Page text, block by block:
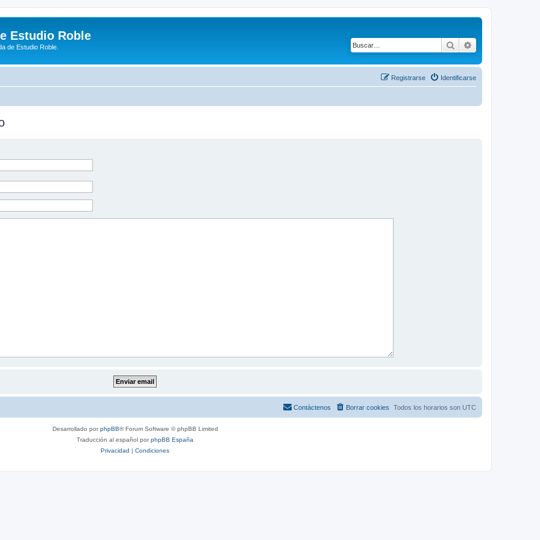
Estudio Roble
de Estudio Roble. Buscar
Identificarse
Registrarse
Todos los horarios son UTC
Borrar cookies
Contáctenos
Desarrollado porphpBB® Forum Software © phpBB Limited
Traducción al español porphpBB España
Privacidad | Condiciones